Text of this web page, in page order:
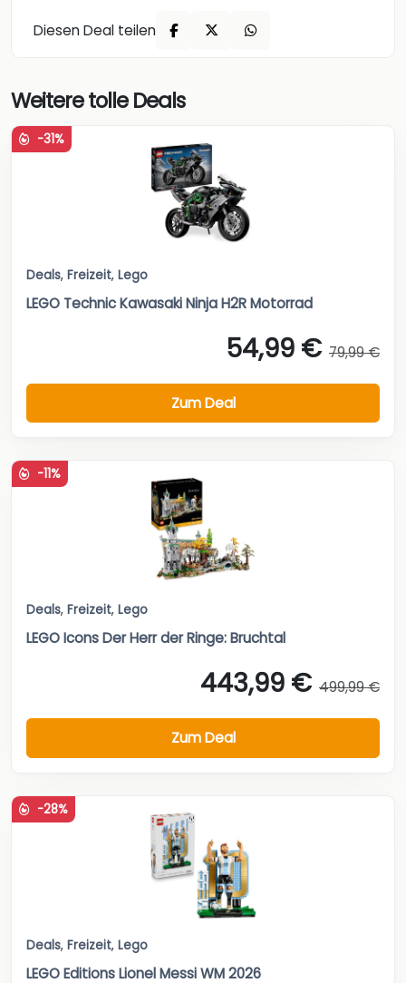
Diesen Deal teilen
Weitere tolle Deals
-31%
Deals, Freizeit, Lego
LEGO Technic Kawasaki Ninja H2R Motorrad
54,99 € 79,99 €
Zum Deal
-11%
Deals, Freizeit, Lego
LEGO Icons Der Herr der Ringe: Bruchtal
443,99 € 499,99 €
Zum Deal
-28%
Deals, Freizeit, Lego
LEGO Editions Lionel Messi WM 2026